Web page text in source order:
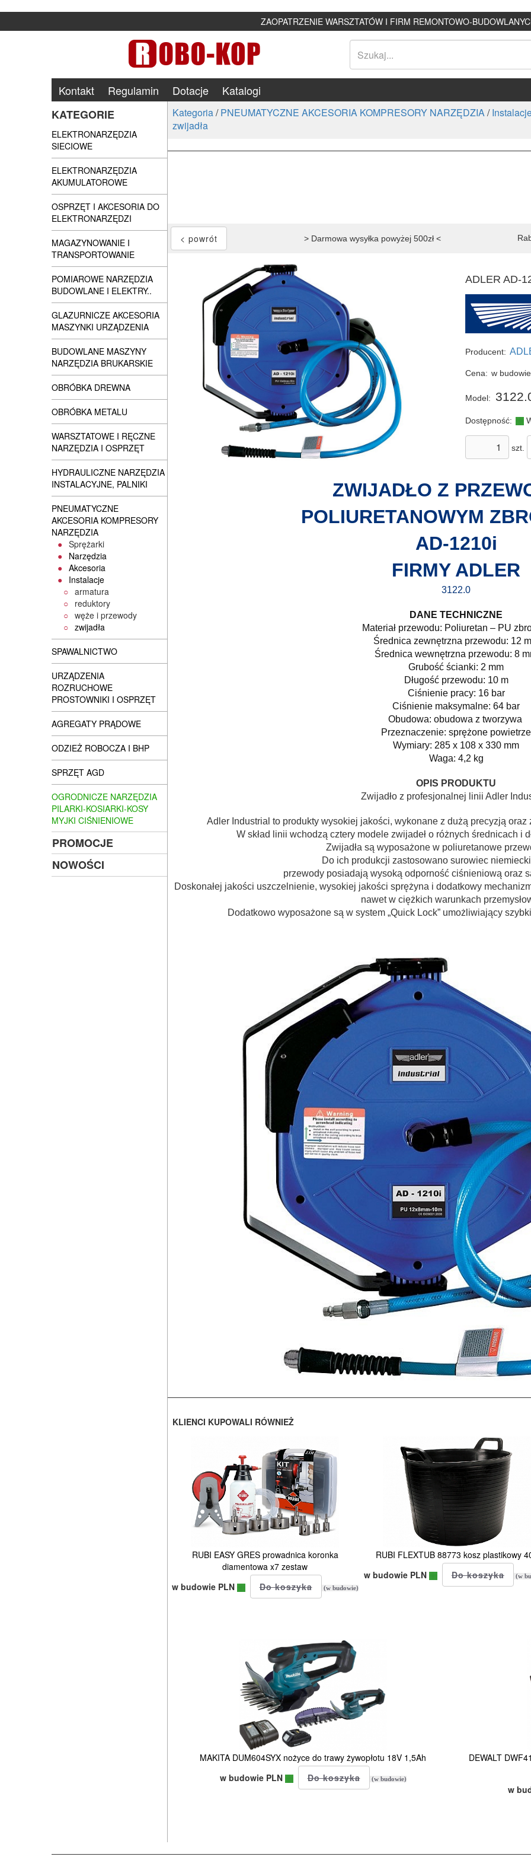
ZAOPATRZENIE WARSZTATÓW I FIRM REMONTOWO-
Kontakt Regulamin Dotacje Katalogi
KATEGORIE
ELEKTRONARZĘDZIA
SIECIOWE
ELEKTRONARZĘDZIA
AKUMULATOROWE
OSPRZĘT I AKCESORIA DO
ELEKTRONARZĘDZI
MAGAZYNOWANIE I
TRANSPORTOWANIE
POMIAROWE NARZĘDZIA
BUDOWLANE I ELEKTRY..
GLAZURNICZE AKCESORIA
MASZYNKI URZĄDZENIA
BUDOWLANE MASZYNY
NARZĘDZIA BRUKARSKIE
OBRÓBKA DREWNA
OBRÓBKA METALU
WARSZTATOWE I RĘCZNE
NARZĘDZIA I OSPRZĘT
HYDRAULICZNE NARZĘDZIA
INSTALACYJNE, PALNIKI
PNEUMATYCZNE
AKCESORIA KOMPRESORY
NARZĘDZIA
Sprężarki
Narzędzia
Akcesoria
Instalacje
armatura
reduktory
węże i przewody
zwijadła
SPAWALNICTWO
URZĄDZENIA
ROZRUCHOWE
PROSTOWNIKI I OSPRZĘT
AGREGATY PRĄDOWE
ODZIEŻ ROBOCZA I BHP
SPRZĘT AGD
OGRODNICZE NARZĘDZIA
PILARKI-KOSIARKI-KOSY
MYJKI CIŚNIENIOWE
PROMOCJE
NOWOŚCI
Kategoria/PNEUMATYCZNE AKCESORIA KOMPRESORY NARZĘDZIA/
zwijadła
> Darmowa wysyłka powyżej 500zł <
ADLER AD-
Producent:
Cena: w budowie
Model:
Dostępność:
szt.
ZWIJADŁO Z
POLIURETANOWYM
AD-1210i
FIRMY ADLER
3122.0
DANE TECHNICZNE
Materiał przewodu: Poliuretan – PU
Średnica zewnętrzna przewodu: 12
Średnica wewnętrzna przewodu: 8
Grubość ścianki: 2 mm
Długość przewodu: 10 m
Ciśnienie pracy: 16 bar
Ciśnienie maksymalne: 64 bar
Obudowa: obudowa z tworzywa
Przeznaczenie: sprężone powietrze
Wymiary: 285 x 108 x 330 mm
Waga: 4,2 kg
OPIS PRODUKTU
Zwijadło z profesjonalnej linii Adler
Adler Industrial to produkty wysokiej jakości, wykonane z dużą precyzją oraz
W skład linii wchodzą cztery modele zwijadeł o różnych średnicach i
Zwijadła są wyposażone w poliuretanowe
Do ich produkcji zastosowano surowiec
przewody posiadają wysoką odporność ciśnieniową oraz
Doskonałej jakości uszczelnienie, wysokiej jakości sprężyna i dodatkowy
nawet w ciężkich warunkach
Dodatkowo wyposażone są w system „Quick Lock” umożliwiający
KLIENCI KUPOWALI RÓWNIEŻ
RUBI EASY GRES prowadnica koronka
diamentowa x7 zestaw
w budowie PLN
(w budowie)
RUBI FLEXTUB 88773 kosz plastikowy
w budowie PLN
(w
MAKITA DUM604SYX nożyce do trawy żywopłotu 18V 1,5Ah
w budowie PLN
(w budowie)
DEWALT
w